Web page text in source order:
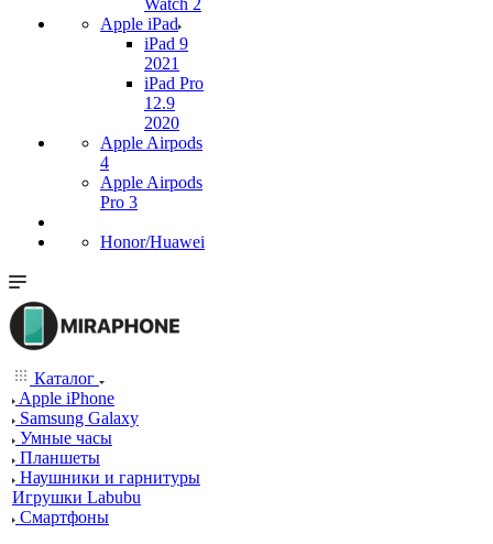
Watch 2
Apple iPad
iPad 9
2021
iPad Pro
12.9
2020
Apple Airpods
4
Apple Airpods
Pro 3
Honor/Huawei
Каталог
Apple iPhone
Samsung Galaxy
Умные часы
Планшеты
Наушники и гарнитуры
Игрушки Labubu
Смартфоны